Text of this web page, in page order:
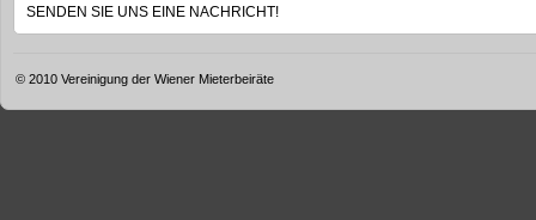
SENDEN SIE UNS EINE NACHRICHT!
© 2010 Vereinigung der Wiener Mieterbeiräte